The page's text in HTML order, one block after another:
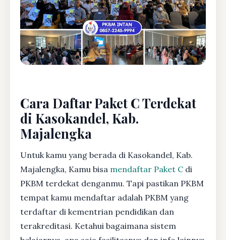
Cara Daftar Paket C Terdekat
di Kasokandel, Kab.
Majalengka
Untuk kamu yang berada di Kasokandel, Kab.
Majalengka, Kamu bisa mendaftar Paket C di
PKBM terdekat denganmu. Tapi pastikan PKBM
tempat kamu mendaftar adalah PKBM yang
terdaftar di kementrian pendidikan dan
terakreditasi. Ketahui bagaimana sistem